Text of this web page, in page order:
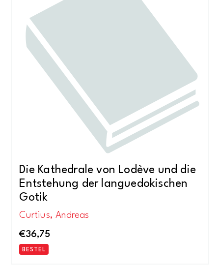
Die Kathedrale von Lodève und die
Entstehung der languedokischen
Gotik
Curtius, Andreas
€36,75
BESTEL